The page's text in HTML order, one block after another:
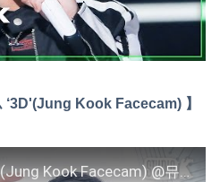
‘3D'(Jung Kook Facecam) 】
[얼빡직캠 4K] 정국 '3D'(Jung Kook Facecam) @뮤직뱅크(Music Bank) 231013